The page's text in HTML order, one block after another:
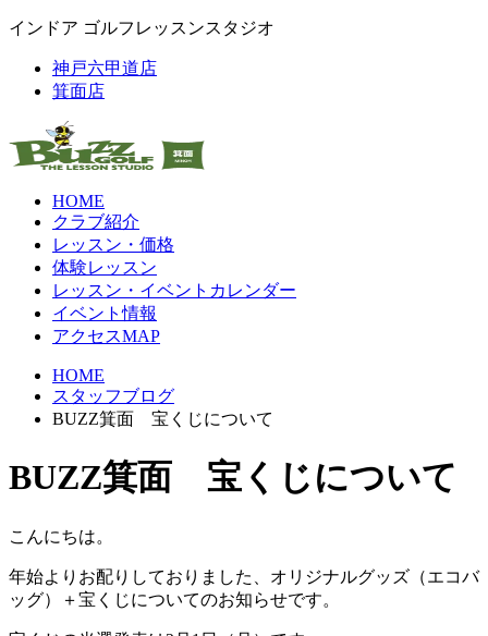
インドア ゴルフレッスンスタジオ
神戸六甲道店
箕面店
HOME
クラブ紹介
レッスン・価格
体験レッスン
レッスン・イベントカレンダー
イベント情報
アクセスMAP
HOME
スタッフブログ
BUZZ箕面 宝くじについて
BUZZ箕面 宝くじについて
こんにちは。
年始よりお配りしておりました、オリジナルグッズ（エコバ
ッグ）＋宝くじについてのお知らせです。